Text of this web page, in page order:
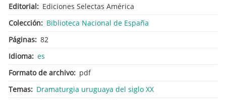
Editorial
Ediciones Selectas América
Colección
Biblioteca Nacional de España
Páginas 82
Idioma es
Formato de archivo
pdf
Temas
Dramaturgia uruguaya del siglo XX